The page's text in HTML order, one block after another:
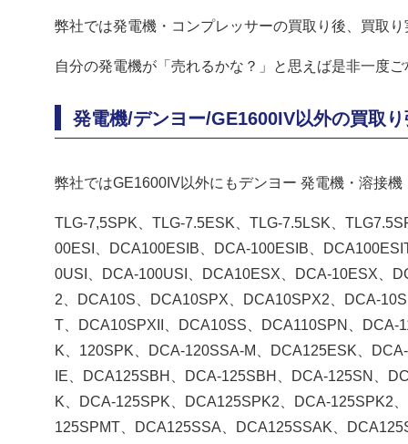
弊社では発電機・コンプレッサーの買取り後、買取
自分の発電機が「売れるかな？」と思えば是非一度
発電機/デンヨー/GE1600IV以外の買取
弊社ではGE1600IV以外にもデンヨー 発電機・溶接
TLG-7,5SPK、TLG-7.5ESK、TLG-7.5LSK、
00ESI、DCA100ESIB、DCA-100ESIB、
0USI、DCA-100USI、DCA10ESX、DCA-10ESX、
2、DCA10S、DCA10SPX、DCA10SPX2、DCA-
T、DCA10SPXII、DCA10SS、DCA110SPN、
K、120SPK、DCA-120SSA-M、DCA125ESK、
IE、DCA125SBH、DCA-125SBH、DCA-125SN、
K、DCA-125SPK、DCA125SPK2、DCA-125SPK2
125SPMT、DCA125SSA、DCA125SSAK、